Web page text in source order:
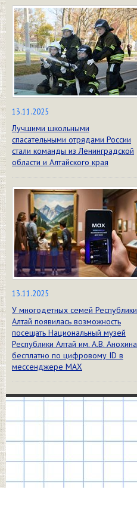
13.11.2025
Лучшими школьными
спасательными отрядами России
стали команды из Ленинградской
области и Алтайского края
13.11.2025
У многодетных семей Республики
Алтай появилась возможность
посещать Национальный музей
Республики Алтай им. А.В. Анохина
бесплатно по цифровому ID в
мессенджере МАХ